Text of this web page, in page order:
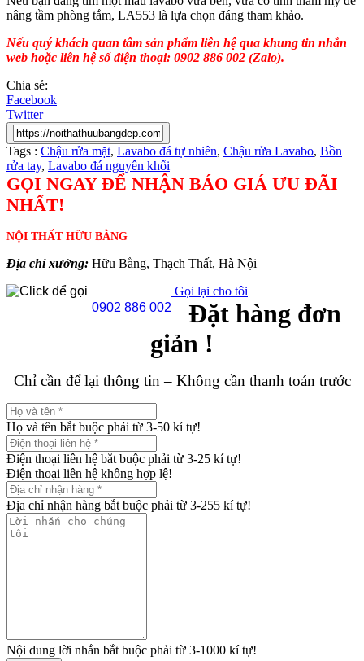
nâng tầm phòng tắm, LA553 là lựa chọn đáng tham khảo.
Nếu quý khách quan tâm sản phẩm liên hệ qua khung tin nhắn
web hoặc liên hệ số điện thoại: 0902 886 002 (Zalo).
Chia sẻ:
Facebook
Twitter
Tags : Chậu rửa mặt, Lavabo đá tự nhiên, Chậu rửa Lavabo, Bồn
rửa tay, Lavabo đá nguyên khối
GỌI NGAY ĐỂ NHẬN BÁO GIÁ ƯU ĐÃI
NHẤT!
NỘI THẤT HỮU BẰNG
Địa chỉ xưởng: Hữu Bằng, Thạch Thất, Hà Nội
0902 886 002
Gọi lại cho tôi
Đặt hàng đơn
giản !
Chỉ cần để lại thông tin – Không cần thanh toán trước
Họ và tên bắt buộc phải từ 3-50 kí tự!
Điện thoại liên hệ bắt buộc phải từ 3-25 kí tự!
Điện thoại liên hệ không hợp lệ!
Địa chỉ nhận hàng bắt buộc phải từ 3-255 kí tự!
Nội dung lời nhắn bắt buộc phải từ 3-1000 kí tự!